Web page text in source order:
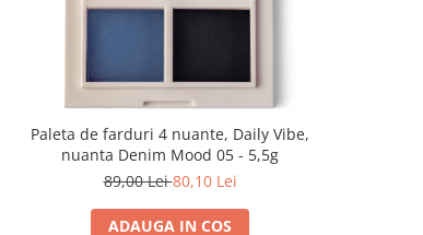
Paleta de farduri 4 nuante, Daily Vibe,
nuanta Denim Mood 05 - 5,5g
89,00 Lei80,10 Lei
ADAUGA IN COS